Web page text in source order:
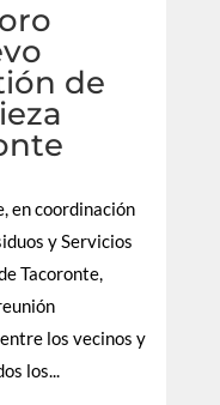
de
en coordinación
y Servicios
Tacoronte,
los vecinos y
los...